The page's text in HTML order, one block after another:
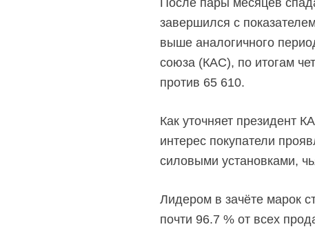
После пары месяцев
завершился с
выше аналогичного
союза (КАС), по итогам
против 65 610.
Как уточняет президент
интерес покупатели
силовыми установками,
Лидером в зачёте марок
почти 96.7 % от всех